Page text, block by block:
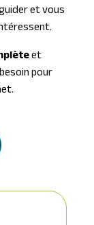
et vous
et
pour